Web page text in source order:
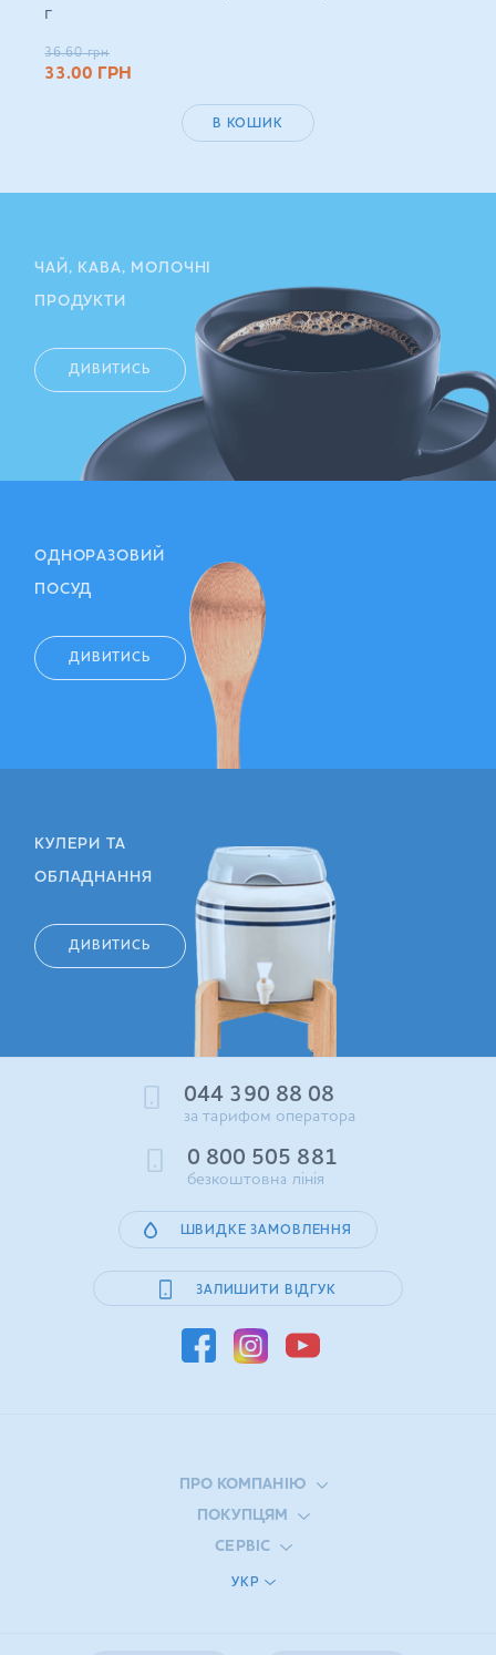
г
36.60 грн
33.00 ГРН
В КОШИК
ЧАЙ, КАВА, МОЛОЧНІ
ПРОДУКТИ
ДИВИТИСЬ
ОДНОРАЗОВИЙ
ПОСУД
ДИВИТИСЬ
КУЛЕРИ ТА
ОБЛАДНАННЯ
ДИВИТИСЬ
044 390 88 08
за тарифом оператора
0 800 505 881
безкоштовна лінія
ШВИДКЕ ЗАМОВЛЕННЯ
ЗАЛИШИТИ ВІДГУК
ПРО КОМПАНІЮ
ПОКУПЦЯМ
СЕРВІС
УКР